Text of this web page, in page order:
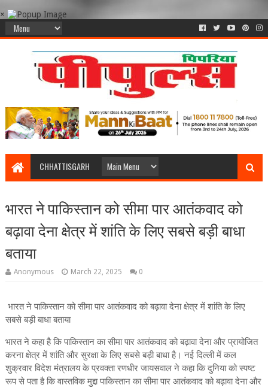
×
CHHATTISGARH
भारत ने पाकिस्तान को सीमा पार आतंकवाद को
बढ़ावा देना क्षेत्र में शांति के लिए सबसे बड़ी बाधा
बताया
Anonymous March 22, 2025 0
भारत ने पाकिस्तान को सीमा पार आतंकवाद को बढ़ावा देना क्षेत्र में शांति के लिए
सबसे बड़ी बाधा बताया
भारत ने कहा है कि पाकिस्तान का सीमा पार आतंकवाद को बढ़ावा देना और प्रायोजित
करना क्षेत्र में शांति और सुरक्षा के लिए सबसे बड़ी बाधा है। नई दिल्ली में कल
शुक्रवार विदेश मंत्रालय के प्रवक्ता रणधीर जायसवाल ने कहा कि दुनिया को स्‍पष्‍ट
रूप से पता है कि वास्‍तविक मुद्दा पाकिस्तान का सीमा पार आतंकवाद को बढ़ावा देना और